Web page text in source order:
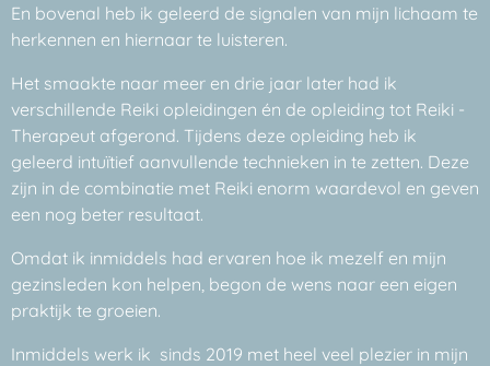
En bovenal heb ik geleerd de signalen van mijn lichaam te
herkennen en hiernaar te luisteren.
Het smaakte naar meer en drie jaar later had ik
verschillende Reiki opleidingen én de opleiding tot Reiki -
Therapeut afgerond. Tijdens deze opleiding heb ik
geleerd intuïtief aanvullende technieken in te zetten. Deze
zijn in de combinatie met Reiki enorm waardevol en geven
een nog beter resultaat.
Omdat ik inmiddels had ervaren hoe ik mezelf en mijn
gezinsleden kon helpen, begon de wens naar een eigen
praktijk te groeien.
Inmiddels werk ik sinds 2019 met heel veel plezier in mijn